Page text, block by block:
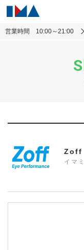
営業時間 10:00～21:00
Zoff
イマ